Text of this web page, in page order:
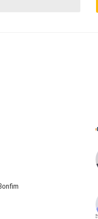
A geopolítica nas eleições de